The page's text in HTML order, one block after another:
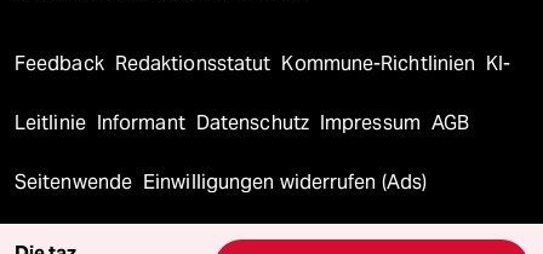
Feedback Redaktionsstatut Kommune-Richtlinien KI-
Leitlinie Informant Datenschutz Impressum AGB
Seitenwende Einwilligungen widerrufen (Ads)